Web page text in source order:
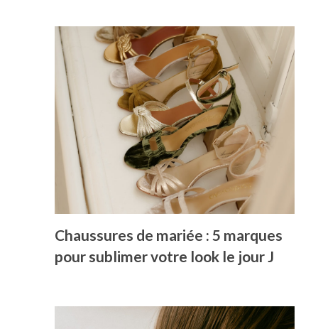
Chaussures de mariée : 5 marques
pour sublimer votre look le jour J